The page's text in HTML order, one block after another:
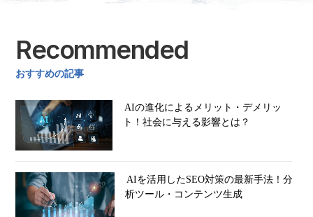
Recommended
おすすめの記事
AIの進化によるメリット・デメリッ
ト！社会に与える影響とは？
AIを活用したSEO対策の最新手法！分
析ツール・コンテンツ生成